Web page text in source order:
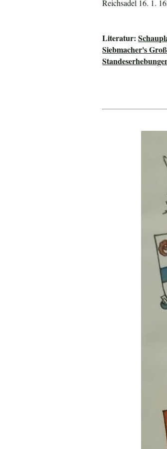
Reichsadel 16. 1.
Literatur:
Siebmacher's